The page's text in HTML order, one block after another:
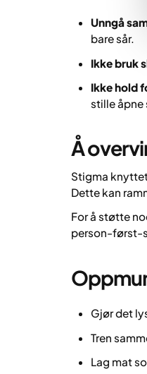
Unngå
bare sår.
Ikke bruk
Ikke hold
stille åpne
Å
Stigma
Dette kan
For å støtte
person-først-
Gjør det
Tren
Lag mat